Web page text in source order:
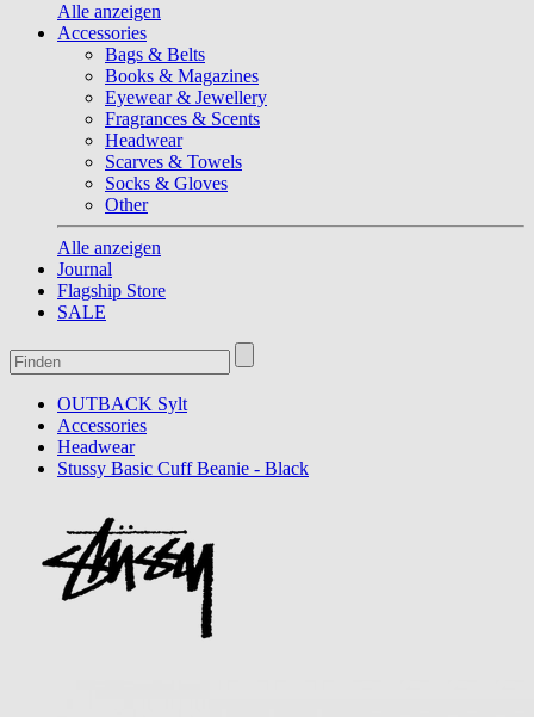
Alle anzeigen
Accessories
Bags & Belts
Books & Magazines
Eyewear & Jewellery
Fragrances & Scents
Headwear
Scarves & Towels
Socks & Gloves
Other
Alle anzeigen
Journal
Flagship Store
SALE
OUTBACK Sylt
Accessories
Headwear
Stussy Basic Cuff Beanie - Black